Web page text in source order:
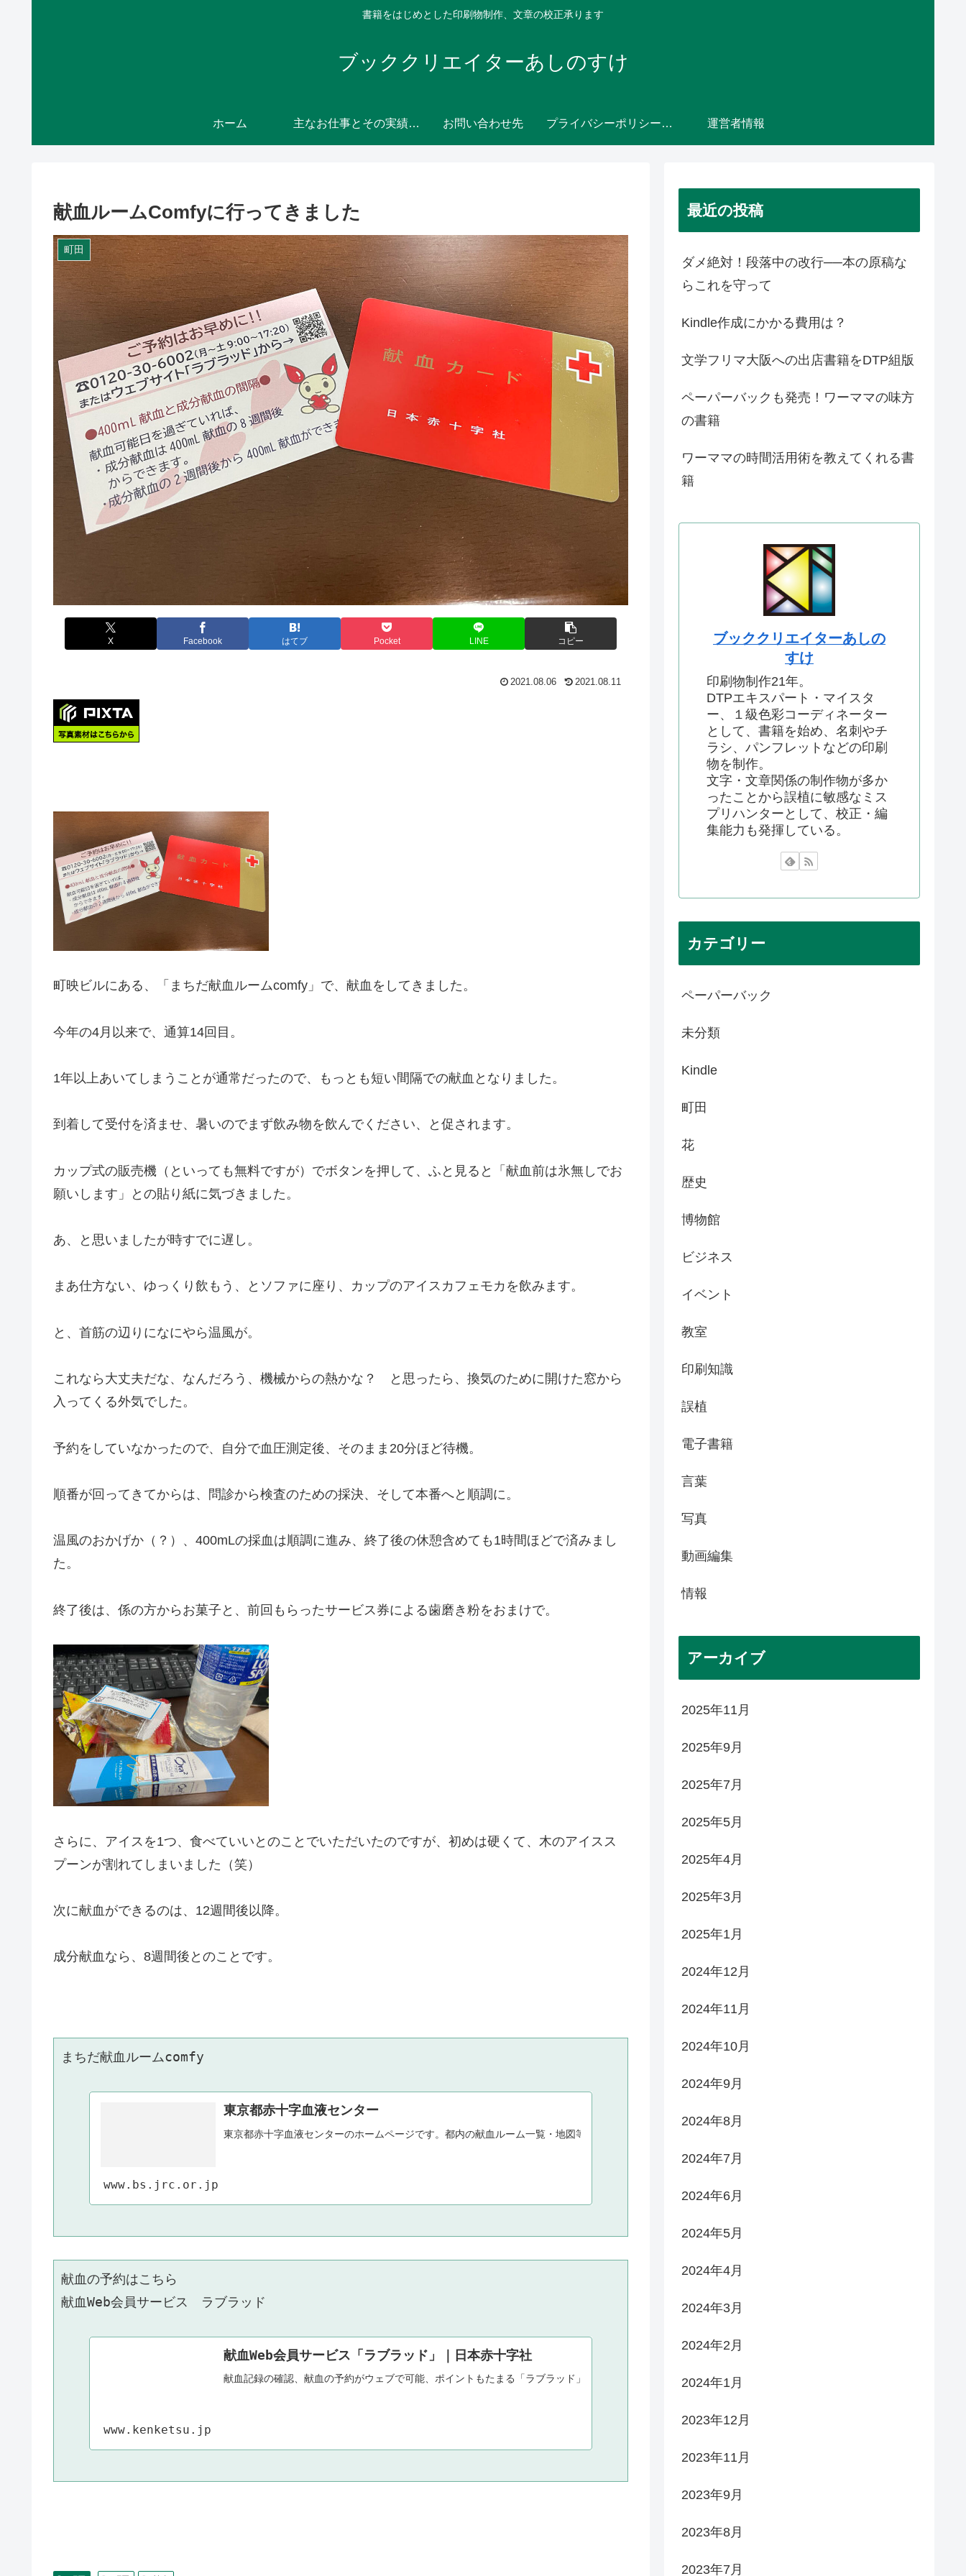
書籍をはじめとした印刷物制作、文章の校正承ります
ブッククリエイターあしのすけ
ホーム 主なお仕事とその実績（ポートフォリオ） お問い合わせ先 プライバシーポリシー・免責事項 運営者情報
献血ルームComfyに行ってきました
町田
X Facebook はてブ Pocket LINE コピー
2021.08.06 2021.08.11
町映ビルにある、「まちだ献血ルームcomfy」で、献血をしてきました。
今年の4月以来で、通算14回目。
1年以上あいてしまうことが通常だったので、もっとも短い間隔での献血となりました。
到着して受付を済ませ、暑いのでまず飲み物を飲んでください、と促されます。
カップ式の販売機（といっても無料ですが）でボタンを押して、ふと見ると「献血前は氷無しでお
願いします」との貼り紙に気づきました。
あ、と思いましたが時すでに遅し。
まあ仕方ない、ゆっくり飲もう、とソファに座り、カップのアイスカフェモカを飲みます。
と、首筋の辺りになにやら温風が。
これなら大丈夫だな、なんだろう、機械からの熱かな？ と思ったら、換気のために開けた窓から
入ってくる外気でした。
予約をしていなかったので、自分で血圧測定後、そのまま20分ほど待機。
順番が回ってきてからは、問診から検査のための採決、そして本番へと順調に。
温風のおかげか（？）、400mLの採血は順調に進み、終了後の休憩含めても1時間ほどで済みまし
た。
終了後は、係の方からお菓子と、前回もらったサービス券による歯磨き粉をおまけで。
さらに、アイスを1つ、食べていいとのことでいただいたのですが、初めは硬くて、木のアイスス
プーンが割れてしまいました（笑）
次に献血ができるのは、12週間後以降。
成分献血なら、 8週間後とのことです。
まちだ献血ルームcomfy
東京都赤十字血液センター
東京都赤十字血液センターのホームページです。都内の献血ルーム一覧・地図等を掲載
www.bs.jrc.or.jp
献血の予約はこちら
献血Web会員サービス　ラブラッド
献血Web会員サービス「ラブラッド」｜日本赤十字社
献血記録の確認、献血の予約がウェブで可能、ポイントもたまる「ラブラッド」。お手持ちの献血カードがあればすぐにご登録いただけます。
www.kenketsu.jp
最近の投稿
ダメ絶対！段落中の改行──本の原稿な
らこれを守って
Kindle作成にかかる費用は？
文学フリマ大阪への出店書籍をDTP組版
ペーパーバックも発売！ワーママの味方
の書籍
ワーママの時間活用術を教えてくれる書
籍
ブッククリエイターあしの
すけ
印刷物制作21年。
DTPエキスパート・マイスタ
ー、１級色彩コーディネーター
として、書籍を始め、名刺やチ
ラシ、パンフレットなどの印刷
物を制作。
文字・文章関係の制作物が多か
ったことから誤植に敏感なミス
プリハンターとして、校正・編
集能力も発揮している。
カテゴリー
ペーパーバック
未分類
Kindle
町田
花
歴史
博物館
ビジネス
イベント
教室
印刷知識
誤植
電子書籍
言葉
写真
動画編集
情報
アーカイブ
2025年11月
2025年9月
2025年7月
2025年5月
2025年4月
2025年3月
2025年1月
2024年12月
2024年11月
2024年10月
2024年9月
2024年8月
2024年7月
2024年6月
2024年5月
2024年4月
2024年3月
2024年2月
2024年1月
2023年12月
2023年11月
2023年9月
2023年8月
2023年7月